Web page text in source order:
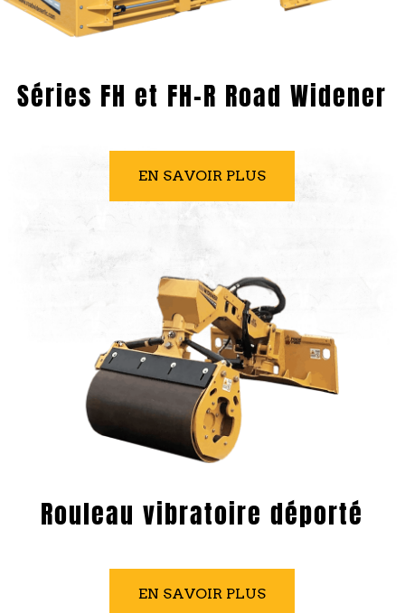
Séries FH et FH-R Road Widener
EN SAVOIR PLUS
Rouleau vibratoire déporté
EN SAVOIR PLUS